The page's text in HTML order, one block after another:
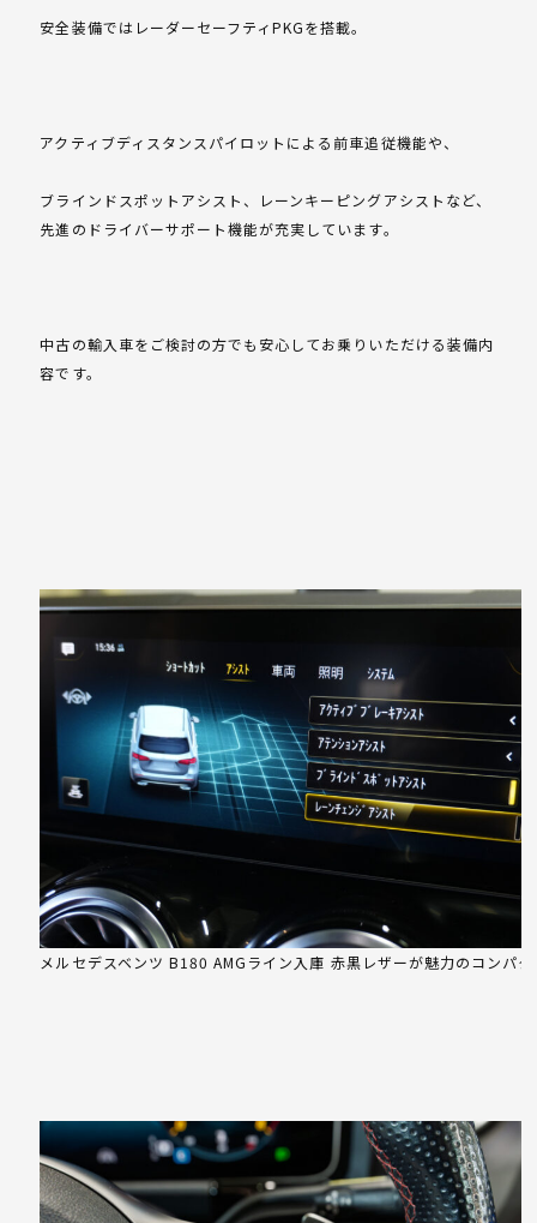
安全装備ではレーダーセーフティPKGを搭載。
アクティブディスタンスパイロットによる前車追従機能や、
ブラインドスポットアシスト、レーンキーピングアシストなど、
先進のドライバーサポート機能が充実しています。
中古の輸入車をご検討の方でも安心してお乗りいただける装備内
容です。
メルセデスベンツ B180 AMGライン入庫 赤黒レザーが魅力のコンパ